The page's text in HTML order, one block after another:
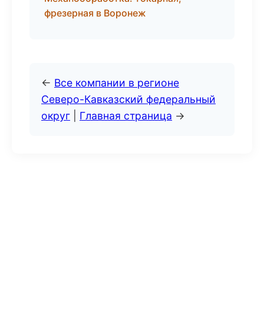
фрезерная в Воронеж
← Все компании в регионе
Северо-Кавказский федеральный
округ
Главная страница →